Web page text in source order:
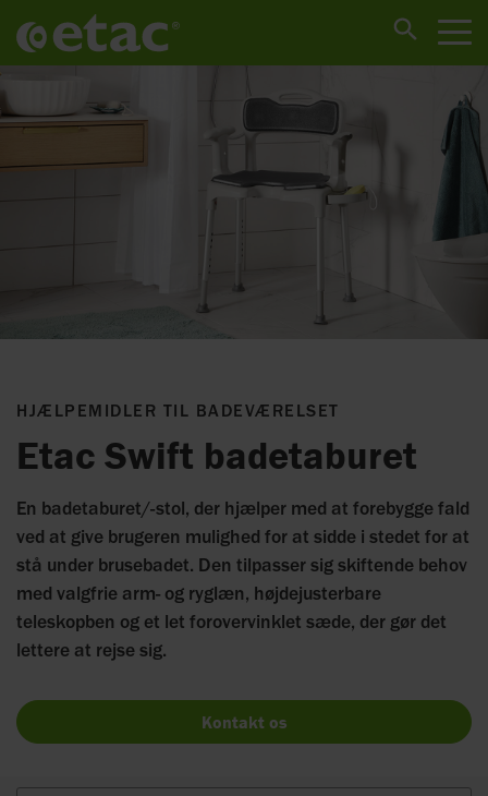
HJÆLPEMIDLER TIL BADEVÆRELSET
Etac Swift badetaburet
En badetaburet/-stol, der hjælper med at forebygge fald
ved at give brugeren mulighed for at sidde i stedet for at
stå under brusebadet. Den tilpasser sig skiftende behov
med valgfrie arm- og ryglæn, højdejusterbare
teleskopben og et let forovervinklet sæde, der gør det
lettere at rejse sig.
Kontakt os